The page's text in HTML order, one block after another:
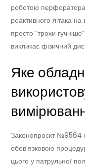
роботою перфоратора
реактивного літака на
просто “трохи
викликає фізичний
Яке
Законопроєкт №9564
обов’язковою
цього у патрульної